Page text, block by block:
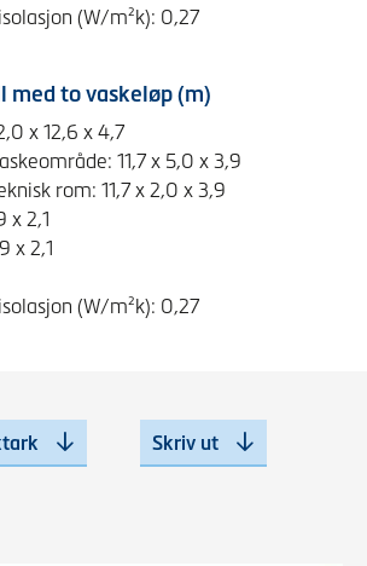
(W/m²k): 0,27
med to vaskeløp (m)
x 12,6 x 4,7
11,7 x 5,0 x 3,9
rom: 11,7 x 2,0 x 3,9
x 2,1
x 2,1
(W/m²k): 0,27
Skriv ut